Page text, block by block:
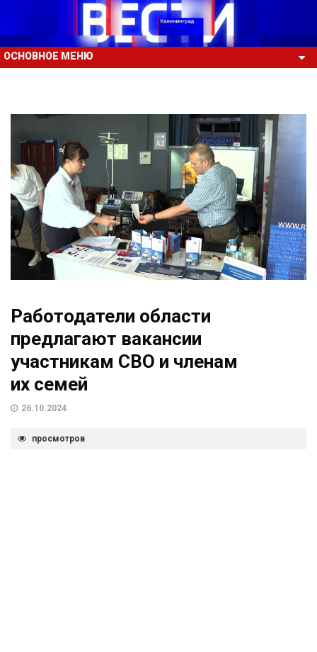
ОСНОВНОЕ МЕНЮ
Работодатели области
предлагают вакансии
участникам СВО и членам
их семей
26.10.2024
просмотров